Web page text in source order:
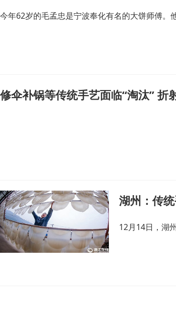
今年62岁的毛孟忠是宁波奉化有名的大饼师傅。
修伞补锅等传统手艺面临“淘汰” 折
湖州：传
12月14日，湖